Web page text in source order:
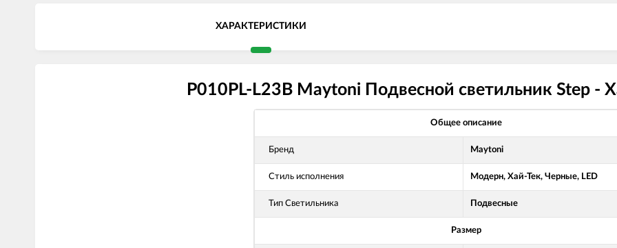
ХАРАКТЕРИСТИКИ
P010PL-L23B Maytoni Подвесной светильник Step -
Общее описание
Бренд Maytoni
Стиль исполнения Модерн, Хай-Тек, Черные, LED
Тип Светильника Подвесные
Размер